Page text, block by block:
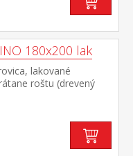
180x200 lak
lakované
roštu (drevený
odporúčaný rozmer
cm alebo 2 kusy 90 ×